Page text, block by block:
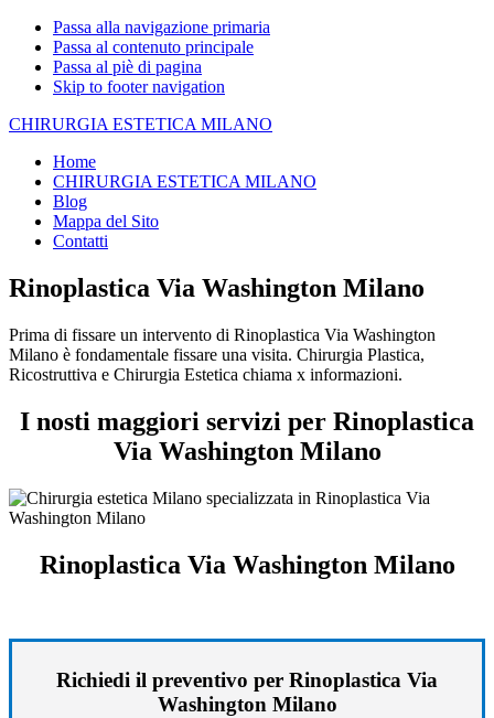
Passa alla navigazione primaria
Passa al contenuto principale
Passa al piè di pagina
Skip to footer navigation
CHIRURGIA ESTETICA MILANO
Home
CHIRURGIA ESTETICA MILANO
Blog
Mappa del Sito
Contatti
Rinoplastica Via Washington Milano
Prima di fissare un intervento di Rinoplastica Via Washington
Milano è fondamentale fissare una visita. Chirurgia Plastica,
Ricostruttiva e Chirurgia Estetica chiama x informazioni.
I nosti maggiori servizi per Rinoplastica
Via Washington Milano
Rinoplastica Via Washington Milano
Richiedi il preventivo per Rinoplastica Via
Washington Milano